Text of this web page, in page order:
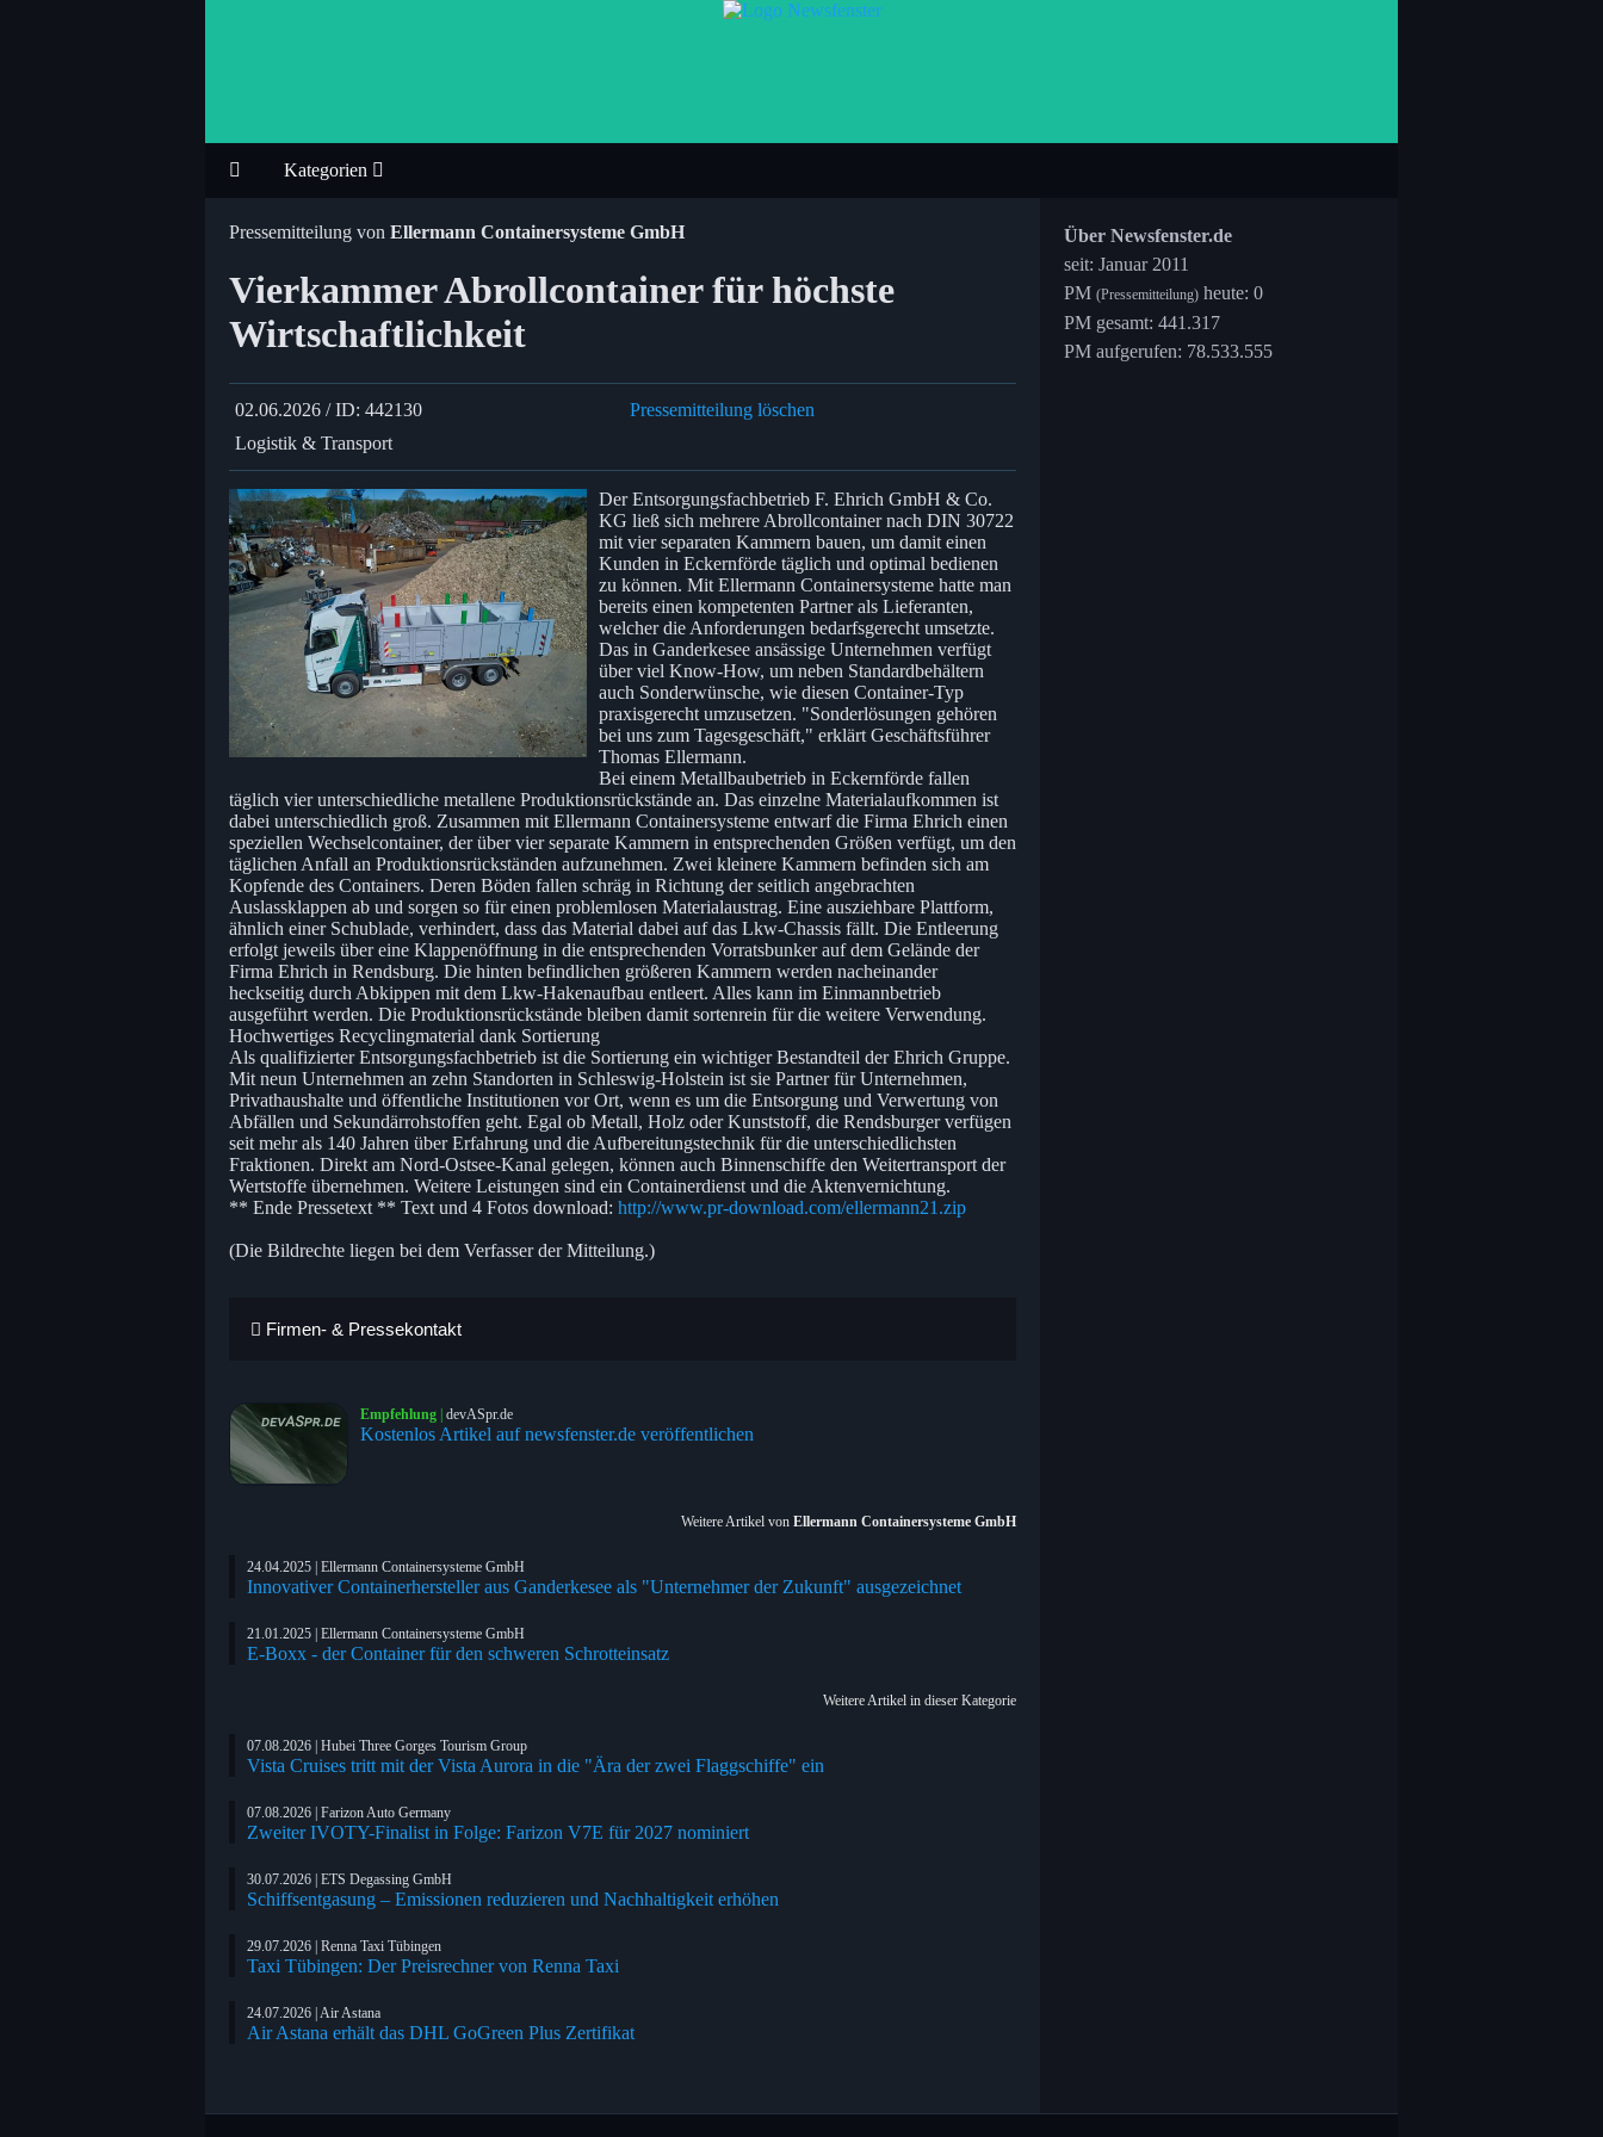
Kategorien
Pressemitteilung von Ellermann Containersysteme GmbH
Vierkammer Abrollcontainer für höchste
Wirtschaftlichkeit
02.06.2026 / ID: 442130
Pressemitteilung löschen
Logistik & Transport
Der Entsorgungsfachbetrieb F. Ehrich GmbH & Co.
KG ließ sich mehrere Abrollcontainer nach DIN 30722
mit vier separaten Kammern bauen, um damit einen
Kunden in Eckernförde täglich und optimal bedienen
zu können. Mit Ellermann Containersysteme hatte man
bereits einen kompetenten Partner als Lieferanten,
welcher die Anforderungen bedarfsgerecht umsetzte.
Das in Ganderkesee ansässige Unternehmen verfügt
über viel Know-How, um neben Standardbehältern
auch Sonderwünsche, wie diesen Container-Typ
praxisgerecht umzusetzen. "Sonderlösungen gehören
bei uns zum Tagesgeschäft," erklärt Geschäftsführer
Thomas Ellermann.
Bei einem Metallbaubetrieb in Eckernförde fallen
täglich vier unterschiedliche metallene Produktionsrückstände an. Das einzelne Materialaufkommen ist
dabei unterschiedlich groß. Zusammen mit Ellermann Containersysteme entwarf die Firma Ehrich einen
speziellen Wechselcontainer, der über vier separate Kammern in entsprechenden Größen verfügt, um den
täglichen Anfall an Produktionsrückständen aufzunehmen. Zwei kleinere Kammern befinden sich am
Kopfende des Containers. Deren Böden fallen schräg in Richtung der seitlich angebrachten
Auslassklappen ab und sorgen so für einen problemlosen Materialaustrag. Eine ausziehbare Plattform,
ähnlich einer Schublade, verhindert, dass das Material dabei auf das Lkw-Chassis fällt. Die Entleerung
erfolgt jeweils über eine Klappenöffnung in die entsprechenden Vorratsbunker auf dem Gelände der
Firma Ehrich in Rendsburg. Die hinten befindlichen größeren Kammern werden nacheinander
heckseitig durch Abkippen mit dem Lkw-Hakenaufbau entleert. Alles kann im Einmannbetrieb
ausgeführt werden. Die Produktionsrückstände bleiben damit sortenrein für die weitere Verwendung.
Hochwertiges Recyclingmaterial dank Sortierung
Als qualifizierter Entsorgungsfachbetrieb ist die Sortierung ein wichtiger Bestandteil der Ehrich Gruppe.
Mit neun Unternehmen an zehn Standorten in Schleswig-Holstein ist sie Partner für Unternehmen,
Privathaushalte und öffentliche Institutionen vor Ort, wenn es um die Entsorgung und Verwertung von
Abfällen und Sekundärrohstoffen geht. Egal ob Metall, Holz oder Kunststoff, die Rendsburger verfügen
seit mehr als 140 Jahren über Erfahrung und die Aufbereitungstechnik für die unterschiedlichsten
Fraktionen. Direkt am Nord-Ostsee-Kanal gelegen, können auch Binnenschiffe den Weitertransport der
Wertstoffe übernehmen. Weitere Leistungen sind ein Containerdienst und die Aktenvernichtung.
** Ende Pressetext ** Text und 4 Fotos download: http://www.pr-download.com/ellermann21.zip
(Die Bildrechte liegen bei dem Verfasser der Mitteilung.)
Firmen- & Pressekontakt
Empfehlung | devASpr.de
Kostenlos Artikel auf newsfenster.de veröffentlichen
Weitere Artikel von Ellermann Containersysteme GmbH
24.04.2025 | Ellermann Containersysteme GmbH
Innovativer Containerhersteller aus Ganderkesee als "Unternehmer der Zukunft" ausgezeichnet
21.01.2025 | Ellermann Containersysteme GmbH
E-Boxx - der Container für den schweren Schrotteinsatz
Weitere Artikel in dieser Kategorie
07.08.2026 | Hubei Three Gorges Tourism Group
Vista Cruises tritt mit der Vista Aurora in die "Ära der zwei Flaggschiffe" ein
07.08.2026 | Farizon Auto Germany
Zweiter IVOTY-Finalist in Folge: Farizon V7E für 2027 nominiert
30.07.2026 | ETS Degassing GmbH
Schiffsentgasung – Emissionen reduzieren und Nachhaltigkeit erhöhen
29.07.2026 | Renna Taxi Tübingen
Taxi Tübingen: Der Preisrechner von Renna Taxi
24.07.2026 | Air Astana
Air Astana erhält das DHL GoGreen Plus Zertifikat
Über Newsfenster.de
seit: Januar 2011
PM (Pressemitteilung) heute: 0
PM gesamt: 441.317
PM aufgerufen: 78.533.555